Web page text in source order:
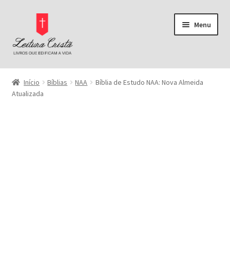
navegação
o
conteúdo
Menu
Página Inicial
Bíblias
Início Bíblias NAA
Bíblia de Estudo NAA: Nova Almeida
Atualizada